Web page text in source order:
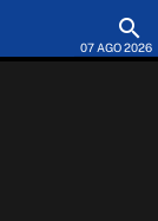
search
07 AGO 2026